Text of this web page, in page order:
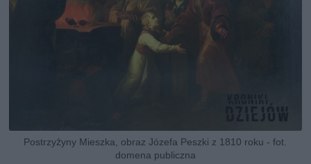
Postrzyżyny Mieszka, obraz Józefa Peszki z 1810 roku - fot.
domena publiczna